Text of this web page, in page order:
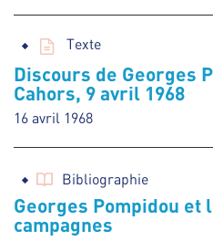
Texte
Discours de Georges
Cahors, 9 avril 1968
16 avril 1968
Bibliographie
Georges Pompidou et
campagnes